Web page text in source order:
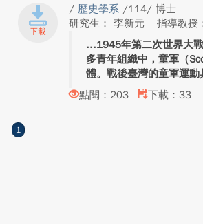
/ 歷史學系 /114/ 博士
研究生： 李新元
指導教授
1945年第二次世界大
多青年組織中，童軍（
體。戰後臺灣的童軍運
點閱：203
下載：33
1